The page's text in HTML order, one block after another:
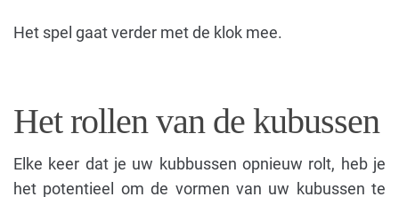
Het spel gaat verder met de klok mee.
Het rollen van de kubussen
Elke keer dat je uw kubbussen opnieuw rolt, heb je
het potentieel om de vormen van uw kubussen te